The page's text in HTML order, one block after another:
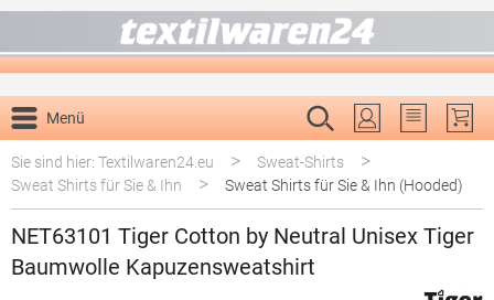
Menü
Du hast 0
Sie sind hier: Textilwaren24.eu
> Sweat-Shirts >
Sweat Shirts für Sie & Ihn > Sweat Shirts für Sie & Ihn (Hooded)
NET63101 Tiger Cotton by Neutral Unisex Tiger
Baumwolle Kapuzensweatshirt